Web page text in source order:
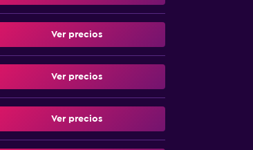
Ver precios
Ver precios
Ver precios